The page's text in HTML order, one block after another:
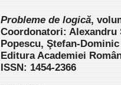
Probleme de logică,
Coordonatori: Alexandru
Popescu, Ştefan-
Editura Academiei
ISSN: 1454-2366